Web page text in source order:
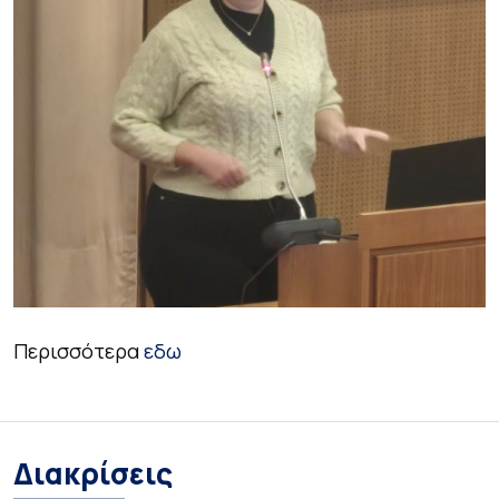
Περισσότεραεδω
Διακρίσεις